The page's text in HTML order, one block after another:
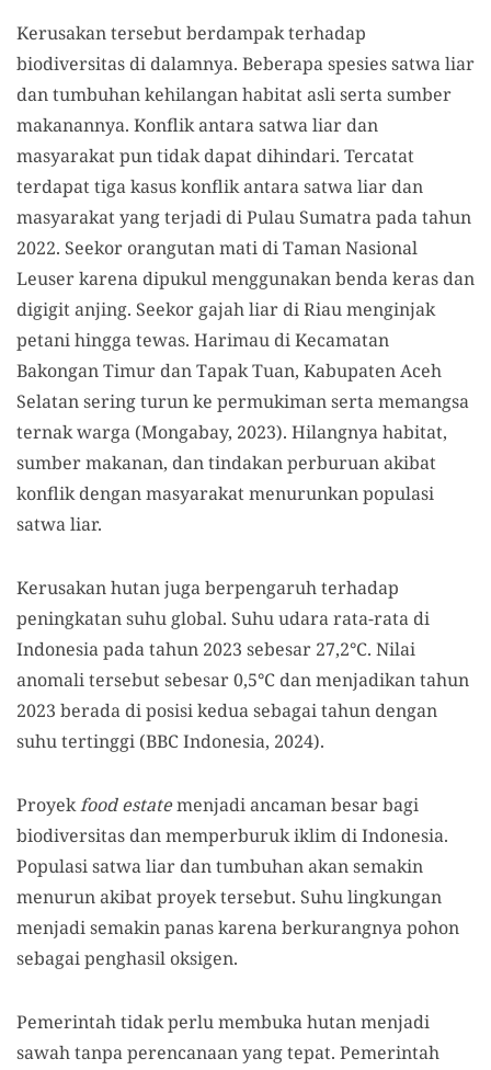
Kerusakan tersebut berdampak terhadap
biodiversitas di dalamnya. Beberapa spesies satwa liar
dan tumbuhan kehilangan habitat asli serta sumber
makanannya. Konflik antara satwa liar dan
masyarakat pun tidak dapat dihindari. Tercatat
terdapat tiga kasus konflik antara satwa liar dan
masyarakat yang terjadi di Pulau Sumatra pada tahun
2022. Seekor orangutan mati di Taman Nasional
Leuser karena dipukul menggunakan benda keras dan
digigit anjing. Seekor gajah liar di Riau menginjak
petani hingga tewas. Harimau di Kecamatan
Bakongan Timur dan Tapak Tuan, Kabupaten Aceh
Selatan sering turun ke permukiman serta memangsa
ternak warga (Mongabay, 2023). Hilangnya habitat,
sumber makanan, dan tindakan perburuan akibat
konflik dengan masyarakat menurunkan populasi
satwa liar.
Kerusakan hutan juga berpengaruh terhadap
peningkatan suhu global. Suhu udara rata-rata di
Indonesia pada tahun 2023 sebesar 27,2°C. Nilai
anomali tersebut sebesar 0,5°C dan menjadikan tahun
2023 berada di posisi kedua sebagai tahun dengan
suhu tertinggi (BBC Indonesia, 2024).
Proyekfood estatemenjadi ancaman besar bagi
biodiversitas dan memperburuk iklim di Indonesia.
Populasi satwa liar dan tumbuhan akan semakin
menurun akibat proyek tersebut. Suhu lingkungan
menjadi semakin panas karena berkurangnya pohon
sebagai penghasil oksigen.
Pemerintah tidak perlu membuka hutan menjadi
sawah tanpa perencanaan yang tepat. Pemerintah